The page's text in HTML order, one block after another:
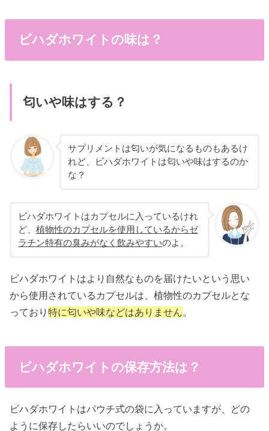
ビハダホワイトの味は？
匂いや味はする？
サプリメントは匂いが気になるものもあるけ
れど、ビハダホワイトは匂いや味はするのか
な？
ビハダホワイトはカプセルに入っているけれ
ど、 植物性のカプセルを使用しているからゼ
ラチン特有の臭みがなく飲みやすいのよ。
ビハダホワイトはより自然なものを届けたいという思い
から使用されているカプセルは、植物性のカプセルとな
っており特に匂いや味などはありません。
ビハダホワイトの保存方法は？
ビハダホワイトはパウチ式の袋に入っていますが、どの
ように保存したらいいのでしょうか。